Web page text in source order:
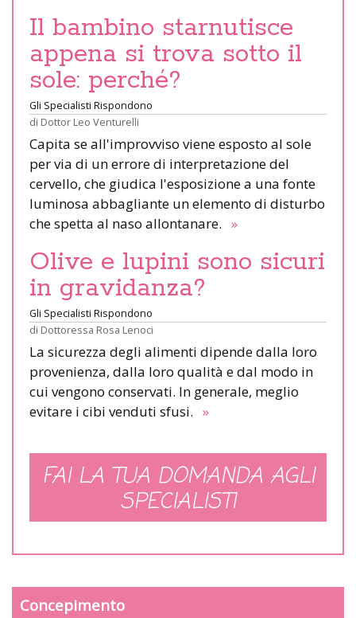
Il bambino starnutisce
appena si trova sotto il
sole: perché?
Gli Specialisti Rispondono
di Dottor Leo Venturelli
Capita se all'improvviso viene esposto al sole
per via di un errore di interpretazione del
cervello, che giudica l'esposizione a una fonte
luminosa abbagliante un elemento di disturbo
che spetta al naso allontanare. »
Olive e lupini sono sicuri
in gravidanza?
Gli Specialisti Rispondono
di Dottoressa Rosa Lenoci
La sicurezza degli alimenti dipende dalla loro
provenienza, dalla loro qualità e dal modo in
cui vengono conservati. In generale, meglio
evitare i cibi venduti sfusi. »
FAI LA TUA DOMANDA AGLI
SPECIALISTI
Concepimento